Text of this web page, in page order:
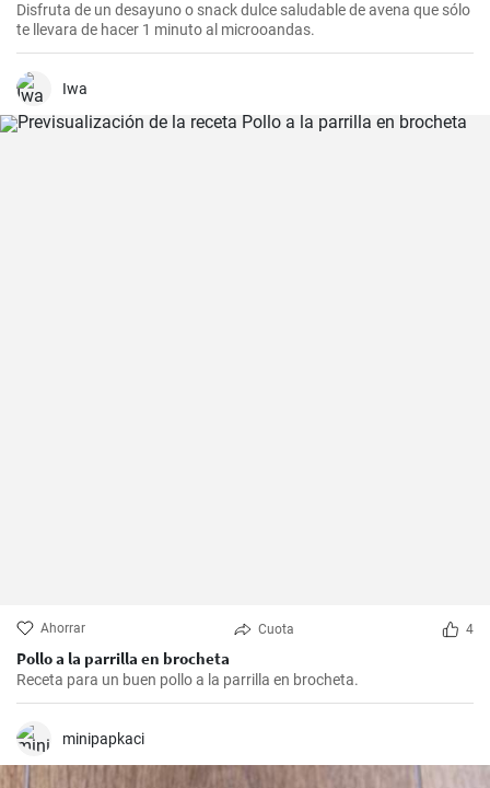
Disfruta de un desayuno o snack dulce saludable de avena que sólo
te llevara de hacer 1 minuto al microoandas.
Iwa
Ahorrar Cuota 4
Pollo a la parrilla en brocheta
Receta para un buen pollo a la parrilla en brocheta.
minipapkaci